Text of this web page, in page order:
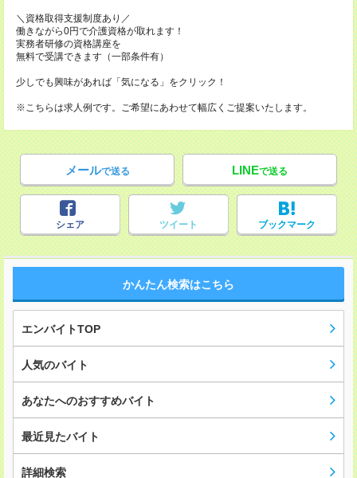
＼資格取得支援制度あり／
働きながら0円で介護資格が取れます！
実務者研修の資格講座を
無料で受講できます（一部条件有）
少しでも興味があれば「気になる」をクリック！
※こちらは求人例です。ご希望にあわせて幅広くご提案いたします。
メールで送る LINEで送る
シェア ツイート ブックマーク
かんたん検索はこちら
エンバイトTOP
人気のバイト
あなたへのおすすめバイト
最近見たバイト
詳細検索